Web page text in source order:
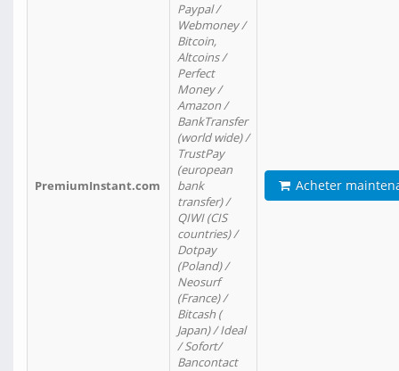
PremiumInstant.com
Paypal /
Webmoney /
Bitcoin,
Altcoins /
Perfect
Money /
Amazon /
BankTransfer
(world wide) /
TrustPay
(european
bank
transfer) /
QIWI (CIS
countries) /
Dotpay
(Poland) /
Neosurf
(France) /
Bitcash (
Japan) / Ideal
/ Sofort/
Bancontact
Acheter